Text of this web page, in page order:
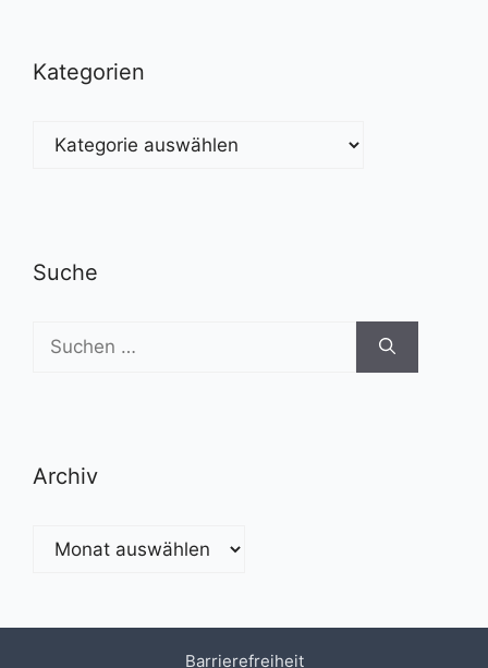
Kategorien
Kategorien
Suche
Suchen
nach:
Archiv
Archiv
Barrierefreiheit